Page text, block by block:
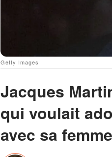
Getty Images
Jacques
qui voulait
avec sa